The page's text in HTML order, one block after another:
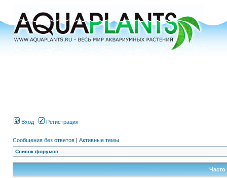
Вход Регистрация
Сообщения без ответов | Активные темы
Список форумов